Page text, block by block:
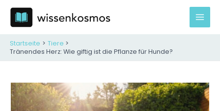
Inhalt
springen
Startseite
Tiere
Tränendes Herz: Wie giftig ist die Pflanze für Hunde?